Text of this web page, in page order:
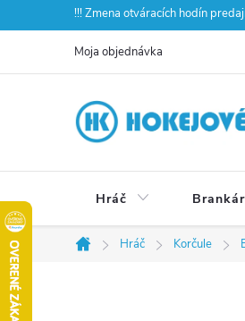
na
!!! Zmena otváracích hodín
Moja objednávka
Hráč Brankár
Domov
Hráč Korčule